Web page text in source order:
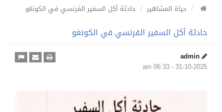
حياة المشاهير حادثة أكل السفير الفرنسي في الكونغو
حادثة أكل السفير الفرنسي في الكونغو
admin
31-10-2025 - 06:33 am